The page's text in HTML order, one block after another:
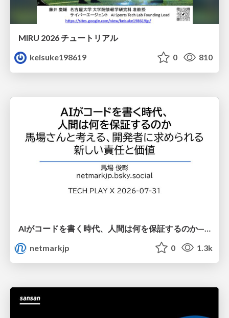
MIRU 2026 チュートリアル
keisuke198619
0 810
netmarkjp
0 1.3k